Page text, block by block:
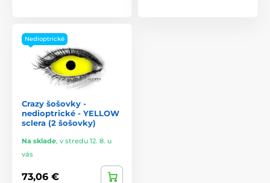
Nedioptrické
Crazy šošovky -
nedioptrické - YELLOW
sclera (2 šošovky)
Na sklade, v stredu 12. 8. u
vás
73,06 €